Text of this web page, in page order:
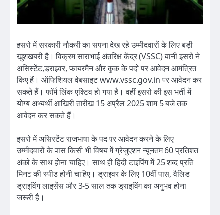
इसरो में सरकारी नौकरी का सपना देख रहे उम्मीदवारों के लिए बड़ी
खुशखबरी है। विक्रम साराभाई अंतरिक्ष केंद्र (VSSC) यानी इसरो ने
असिस्टेंट,ड्राइवर, फायरमैन और कुक के पदों पर आवेदन आमंत्रित
किए हैं। ऑफिशियल वेबसाइट www.vssc.gov.in पर आवेदन कर
सकते हैं। फॉर्म लिंक एक्टिव हो गया है। वहीं इसरो की इस भर्ती में
योग्य अभ्यर्थी आखिरी तारीख 15 अप्रैल 2025 शाम 5 बजे तक
आवेदन कर सकते हैं।
इसरो में असिस्टेंट राजभाषा के पद पर आवेदन करने के लिए
उम्मीदवारों के पास किसी भी विषय में ग्रेजुएशन न्यूनतम 60 प्रतिशत
अंकों के साथ होना चाहिए। साथ ही हिंदी टाइपिंग में 25 शब्द प्रति
मिनट की स्पीड होनी चाहिए। ड्राइवर के लिए 10वीं पास, वैलिड
ड्राइविंग लाइसेंस और 3-5 साल तक ड्राइविंग का अनुभव होना
जरूरी है।